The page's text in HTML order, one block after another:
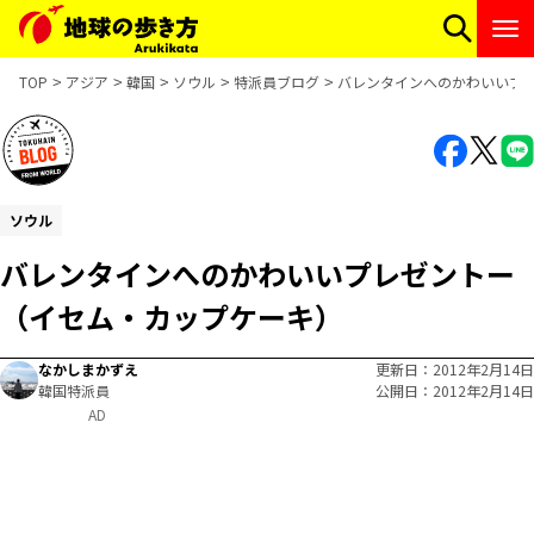
TOP アジア 韓国 ソウル 特派員ブログ バレンタインへのかわいいプ
ソウル
バレンタインへのかわいいプレゼントー
（イセム・カップケーキ）
なかしまかずえ
韓国特派員
更新日
2012年2月14日
公開日
2012年2月14日
AD